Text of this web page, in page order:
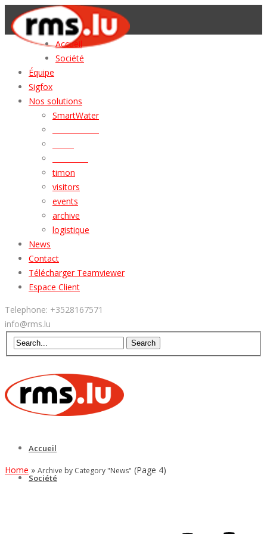
Accueil
Société
Équipe
Sigfox
Nos solutions
SmartWater
timon
visitors
events
archive
logistique
News
Contact
Télécharger Teamviewer
Espace Client
Telephone: +3528167571
info@rms.lu
Accueil
Société
Home » Archive by Category "News" (Page 4)